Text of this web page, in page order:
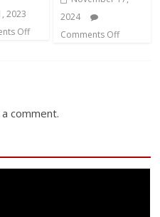
2023
Off
2024
Comments Off
comment.